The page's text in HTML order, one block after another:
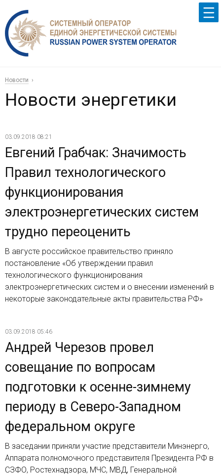
Новости
Новости энергетики
03.09.2018 08:21
Евгений Грабчак: Значимость
Правил технологического
функционирования
электроэнергетических систем
трудно переоценить
В августе российское правительство приняло
постановление «Об утверждении правил
технологического функционирования
электроэнергетических систем и о внесении изменений в
некоторые законодательные акты правительства РФ»
03.09.2018 05:46
Андрей Черезов провел
совещание по вопросам
подготовки к осенне-зимнему
периоду в Северо-Западном
федеральном округе
В заседании приняли участие представители Минэнерго,
Аппарата полномочного представителя Президента РФ в
СЗФО, Ростехнадзора, МЧС, МВД, Генеральной